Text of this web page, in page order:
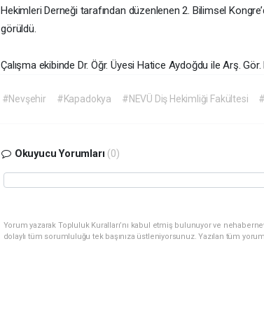
Hekimleri Derneği tarafından düzenlenen 2. Bilimsel
görüldü.
Çalışma ekibinde Dr. Öğr. Üyesi Hatice Aydoğdu ile Arş.
#Nevşehir #Kapadokya #NEVÜ Diş Hekimliği Fakültesi
Okuyucu Yorumları (0)
Yorum yazarak Topluluk Kuralları’nı kabul etmiş bulunuyor ve
dolaylı tüm sorumluluğu tek başınıza üstleniyorsunuz. Yazılan tüm